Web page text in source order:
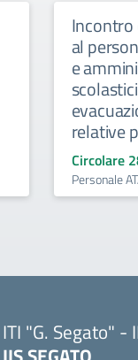
Incontro
al
e
relative
Circolare
Personale
ITI "G. Segato" -